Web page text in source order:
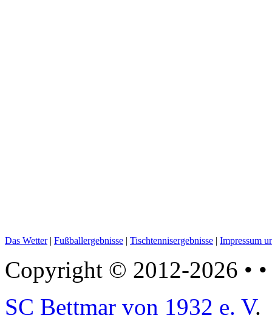
Das Wetter| Fußballergebnisse | Tischtennisergebnisse | Impressum
Copyright © 2012-2026 •
SC Bettmar von 1932 e. V.